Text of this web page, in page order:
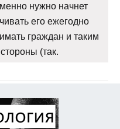
нужно начнет
его ежегодно
граждан и таким
(так.